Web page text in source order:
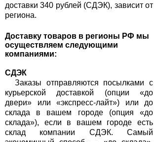
доставки 340 рублей (СДЭК), зависит от
региона.
Доставку товаров в регионы РФ мы
осуществляем следующими
компаниями:
СДЭК
Заказы отправляются посылками с
курьерской доставкой (опции «до
двери» или «экспресс-лайт») или до
склада в вашем городе (опция «до
склада»), если в вашем городе есть
склад компании СДЭК. Самый